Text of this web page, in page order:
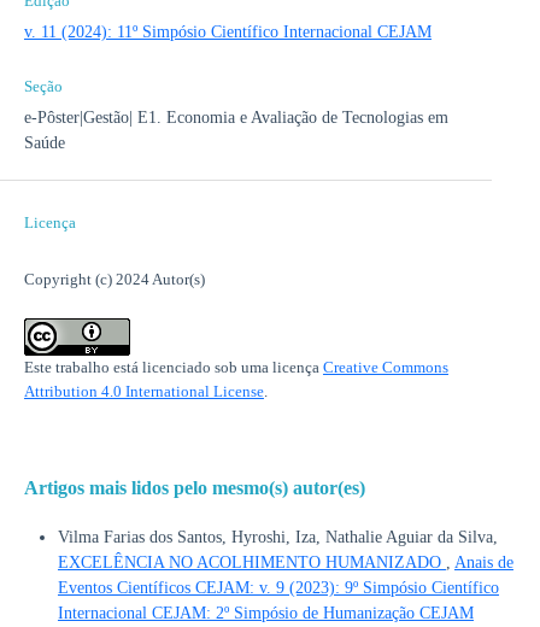
v. 11 (2024): 11º Simpósio Científico Internacional CEJAM
Seção
e-Pôster|Gestão| E1. Economia e Avaliação de Tecnologias em
Saúde
Licença
Copyright (c) 2024 Autor(s)
Este trabalho está licenciado sob uma licença Creative Commons
Attribution 4.0 International License.
Artigos mais lidos pelo mesmo(s) autor(es)
Vilma Farias dos Santos, Hyroshi, Iza, Nathalie Aguiar da Silva,
EXCELÊNCIA NO ACOLHIMENTO HUMANIZADO
Anais de
Eventos Científicos CEJAM: v. 9 (2023): 9º Simpósio Científico
Internacional CEJAM: 2º Simpósio de Humanização CEJAM